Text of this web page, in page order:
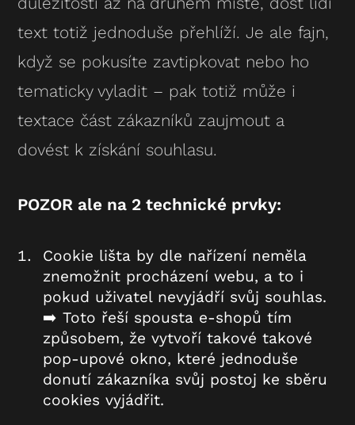
text totiž jednoduše přehlíží. Je ale fajn,
když se pokusíte zavtipkovat nebo ho
tematicky vyladit – pak totiž může i
textace část zákazníků zaujmout a
dovést k získání souhlasu.
POZOR ale na 2 technické prvky:
Cookie lišta by dle nařízení neměla
znemožnit procházení webu, a to i
pokud uživatel nevyjádří svůj souhlas.
➡️ Toto řeší spousta e-shopů tím
způsobem, že vytvoří takové takové
pop-upové okno, které jednoduše
donutí zákazníka svůj postoj ke sběru
cookies vyjádřit.